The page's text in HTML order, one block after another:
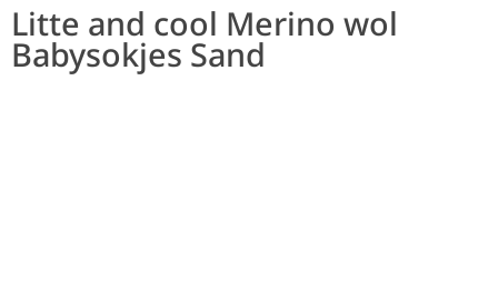
Litte and cool Merino wol
Babysokjes Sand